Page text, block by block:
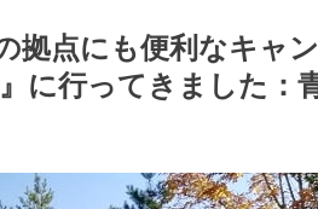
拠点にも便利なキャ
に行ってきました：